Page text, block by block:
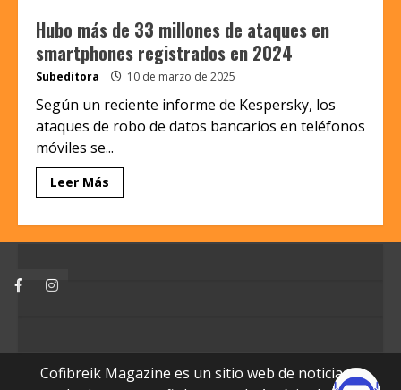
Hubo más de 33 millones de ataques en
smartphones registrados en 2024
Subeditora 10 de marzo de 2025
Según un reciente informe de Kespersky, los
ataques de robo de datos bancarios en teléfonos
móviles se...
Leer Más
FacebookInstagram
Cofibreik Magazine es un sitio web de noticias y